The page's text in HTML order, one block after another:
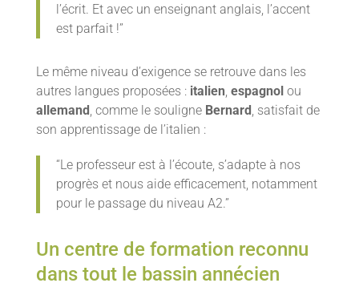
l’écrit. Et avec un enseignant anglais, l’accent
est parfait !”
Le même niveau d’exigence se retrouve dans les
autres langues proposées : italien espagnolou
allemand , comme le souligne Bernard , satisfait de
son apprentissage de l’italien :
“Le professeur est à l’écoute, s’adapte à nos
progrès et nous aide efficacement, notamment
pour le passage du niveau A2.”
Un centre de formation reconnu
dans tout le bassin annécien